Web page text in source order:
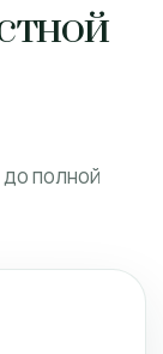
полной